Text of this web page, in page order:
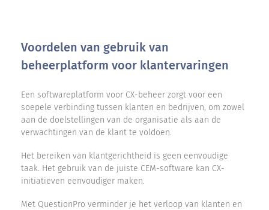
Voordelen van gebruik van
beheerplatform voor klantervaringen
Een softwareplatform voor CX-beheer zorgt voor een
soepele verbinding tussen klanten en bedrijven, om zowel
aan de doelstellingen van de organisatie als aan de
verwachtingen van de klant te voldoen.
Het bereiken van klantgerichtheid is geen eenvoudige
taak. Het gebruik van de juiste CEM-software kan CX-
initiatieven eenvoudiger maken.
Met QuestionPro verminder je het verloop van klanten en